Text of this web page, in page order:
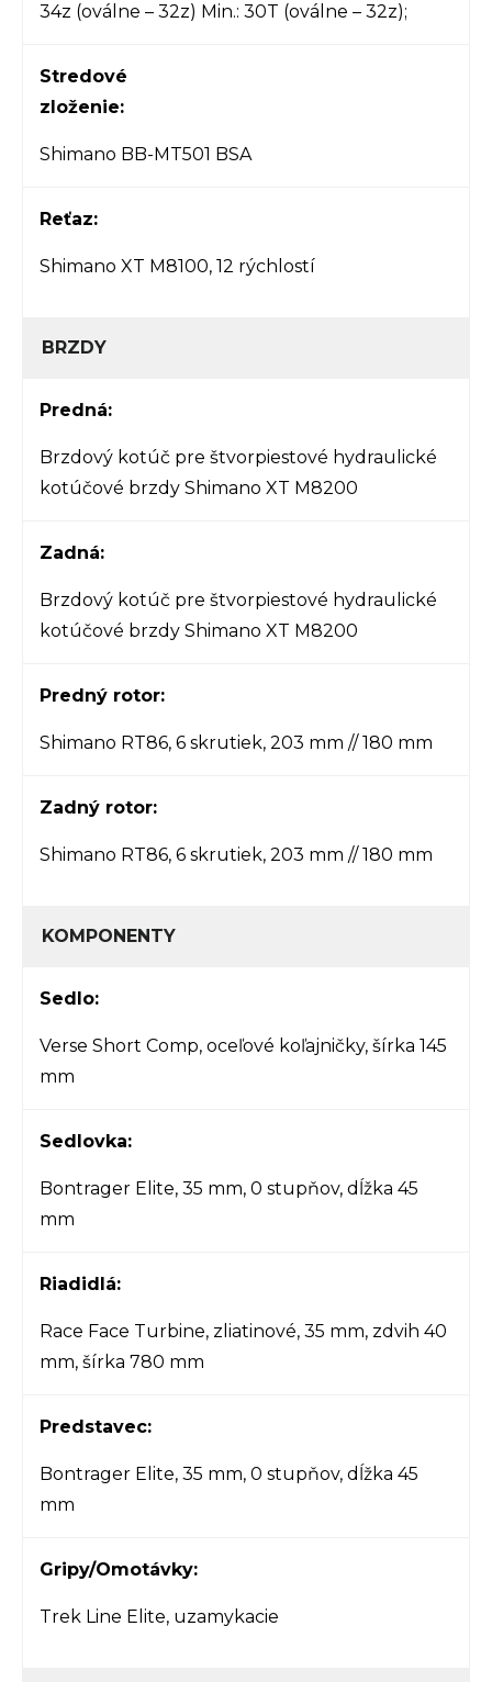
34z (oválne – 32z) Min.: 30T (oválne – 32z);
Stredové
zloženie:
Shimano BB-MT501 BSA
Reťaz:
Shimano XT M8100, 12 rýchlostí
BRZDY
Predná:
Brzdový kotúč pre štvorpiestové hydraulické
kotúčové brzdy Shimano XT M8200
Zadná:
Brzdový kotúč pre štvorpiestové hydraulické
kotúčové brzdy Shimano XT M8200
Predný rotor:
Shimano RT86, 6 skrutiek, 203 mm // 180 mm
Zadný rotor:
Shimano RT86, 6 skrutiek, 203 mm // 180 mm
KOMPONENTY
Sedlo:
Verse Short Comp, oceľové koľajničky, šírka 145
mm
Sedlovka:
Bontrager Elite, 35 mm, 0 stupňov, dĺžka 45
mm
Riadidlá:
Race Face Turbine, zliatinové, 35 mm, zdvih 40
mm, šírka 780 mm
Predstavec:
Bontrager Elite, 35 mm, 0 stupňov, dĺžka 45
mm
Gripy/Omotávky:
Trek Line Elite, uzamykacie